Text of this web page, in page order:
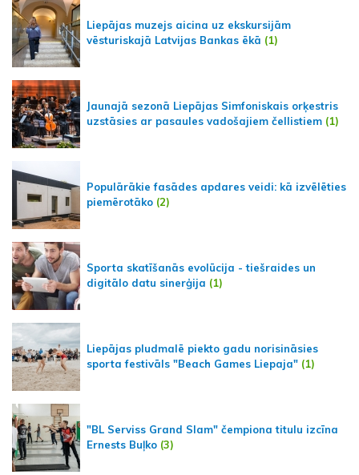
Liepājas muzejs aicina uz ekskursijām
vēsturiskajā Latvijas Bankas ēkā (1)
Jaunajā sezonā Liepājas Simfoniskais orķestris
uzstāsies ar pasaules vadošajiem čellistiem (1)
Populārākie fasādes apdares veidi: kā izvēlēties
piemērotāko (2)
Sporta skatīšanās evolūcija - tiešraides un
digitālo datu sinerģija (1)
Liepājas pludmalē piekto gadu norisināsies
sporta festivāls "Beach Games Liepaja" (1)
"BL Serviss Grand Slam" čempiona titulu izcīna
Ernests Buļko (3)